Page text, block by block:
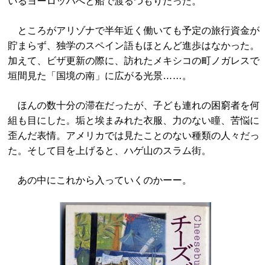
ところがアリゾナで半年近く働いても予定の旅行資金が
貯まらず、独学のスペイン語もほとんど進歩はなかった。
加えて、ビザ更新の際に、訪れたメキシコの町ノガレスで
垣間見た「国境の南」に広がる光景……。
ほんの数十分の滞在だったが、子ども連れの困窮者を何
組も目にした。垢と埃まみれた衣服、力のない瞳、苦悩に
歪んだ表情。アメリカでは見たことのない種類の人々だっ
た。そして目を上げると、ハゲ山のスラム街。
あの中にこれから入っていくのかーー。